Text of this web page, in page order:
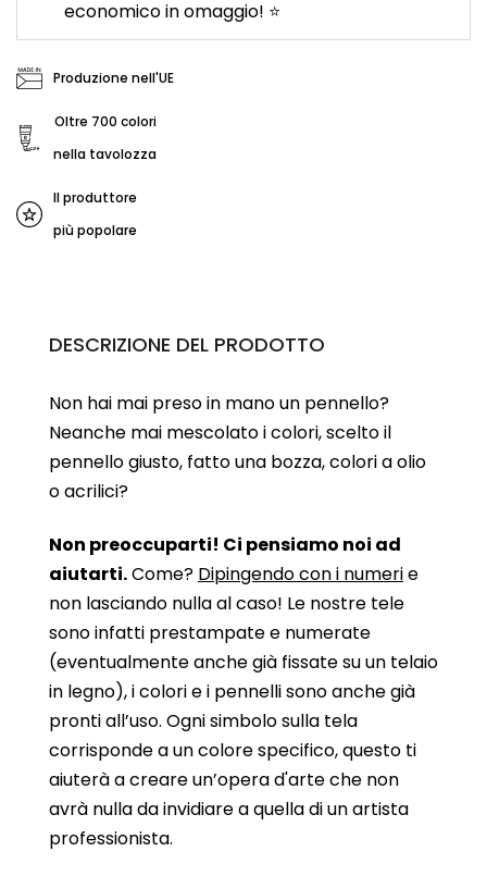
economico in omaggio! ⭐
Produzione nell'UE
Oltre 700 colori
nella tavolozza
Il produttore
più popolare
DESCRIZIONE DEL PRODOTTO
Non hai mai preso in mano un pennello?
Neanche mai mescolato i colori, scelto il
pennello giusto, fatto una bozza, colori a olio
o acrilici?
Non preoccuparti! Ci pensiamo noi ad
aiutarti.Come? Dipingendo con i numerie
non lasciando nulla al caso! Le nostre tele
sono infatti prestampate e numerate
(eventualmente anche già fissate su un telaio
in legno), i colori e i pennelli sono anche già
pronti all’uso. Ogni simbolo sulla tela
corrisponde a un colore specifico, questo ti
aiuterà a creare un’opera d'arte che non
avrà nulla da invidiare a quella di un artista
professionista.